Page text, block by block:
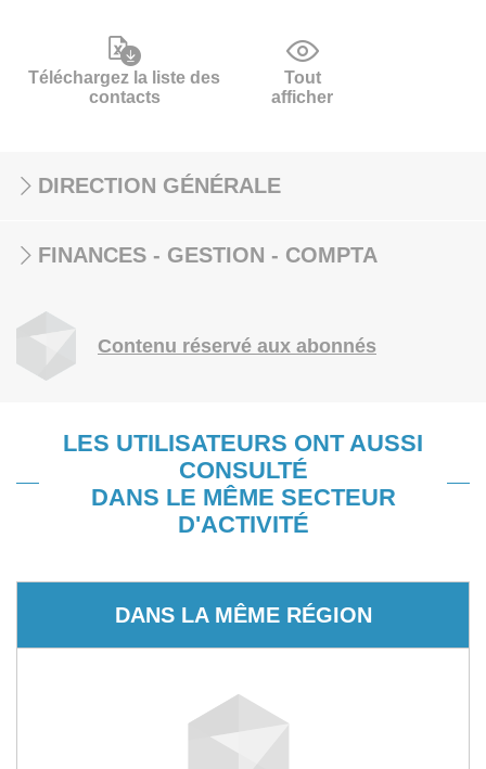
Téléchargez la liste des
contacts
Tout
afficher
DIRECTION GÉNÉRALE
FINANCES - GESTION - COMPTA
Contenu réservé aux abonnés
LES UTILISATEURS ONT AUSSI
CONSULTÉ
DANS LE MÊME SECTEUR
D'ACTIVITÉ
DANS LA MÊME RÉGION